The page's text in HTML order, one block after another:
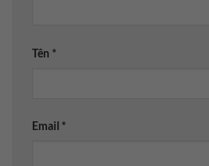
Tên *
Email *